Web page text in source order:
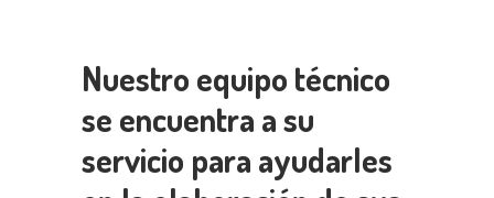
Nuestro equipo técnico
se encuentra a su
servicio para ayudarles